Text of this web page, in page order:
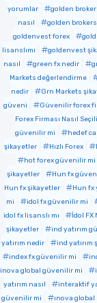
yorumlar
golden
nasıl
golden
goldenvest forex
lisanslımı
goldenvest
nasıl
green fx nedir
Markets değerlendirme
nedir
Grn Markets
güveni
Güvenilir forex
Forex Firması Nasıl Seçili
güvenilir mi
hedef
şikayetler
Hızlı Forex
hot forex güvenilir mi
şikayetler
Hun fx
Hun fx şikayetler
Hun fx
mi
idol fx güvenilir mi
idol fx lisanslı mı
İdol FX
şikayetler
ind yatırım
yatırım nedir
ind yatırım
index fx güvenilir mi
inova global güvenilir mi
yatırım nasıl
interaktif
güvenilir mi
ınova global